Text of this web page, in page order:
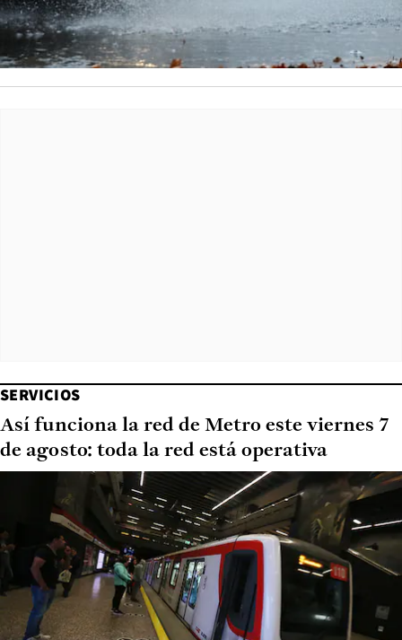
SERVICIOS
Así funciona la red de Metro este viernes 7
de agosto: toda la red está operativa